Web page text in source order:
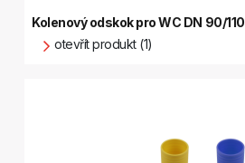
Kolenový odskok pro WC DN 90/110
otevřít produkt (1)